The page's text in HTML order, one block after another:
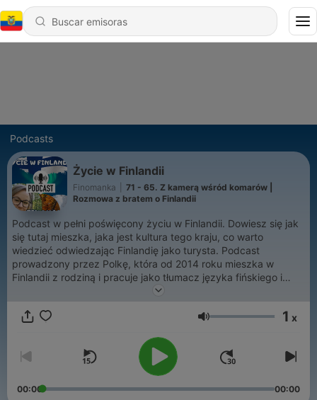
Podcasts
Życie w Finlandii
Finomanka
71 - 65. Z kamerą wśród komarów |
Rozmowa z bratem o Finlandii
Podcast w pełni poświęcony życiu w Finlandii. Dowiesz się jak
się tutaj mieszka, jaka jest kultura tego kraju, co warto
wiedzieć odwiedzając Finlandię jako turysta. Podcast
prowadzony przez Polkę, która od 2014 roku mieszka w
Finlandii z rodziną i pracuje jako tłumacz języka fińskiego i
doradca imigranta. Więcej informacji także na stronie
https://www.facebook.com/Finomanka i IGVolumen 1 x
00:00 00:00